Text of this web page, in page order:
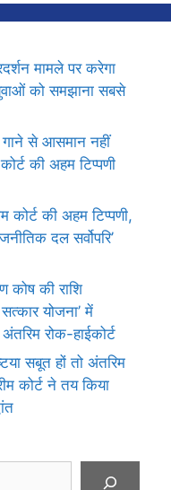
मामले पर करेगा
को समझाना सबसे
गाने से आसमान नहीं
की अहम टिप्पणी
कोर्ट की अहम टिप्पणी,
दल सर्वोपरि’
कोष की राशि
सत्कार योजना’ में
रोक-हाईकोर्ट
सबूत हों तो अंतरिम
कोर्ट ने तय किया